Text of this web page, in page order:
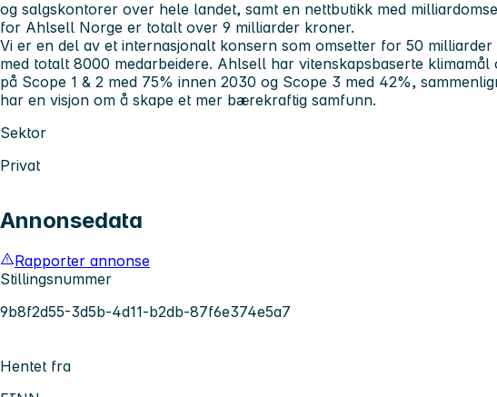
og salgskontorer over hele landet, samt en nettbutikk med
for Ahlsell Norge er totalt over 9 milliarder kroner.
Vi er en del av et internasjonalt konsern som omsetter for 50
med totalt 8000 medarbeidere. Ahlsell har vitenskapsbaserte klimamål
på Scope 1 & 2 med 75% innen 2030 og Scope 3 med 42%,
har en visjon om å skape et mer bærekraftig samfunn.
Sektor
Privat
Annonsedata
Rapporter annonse
Stillingsnummer
9b8f2d55-3d5b-4d11-b2db-87f6e374e5a7
Hentet fra